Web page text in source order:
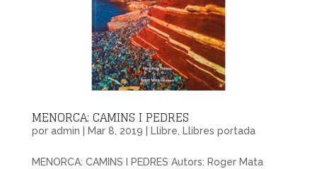
MENORCA: CAMINS I PEDRES
por admin Mar 8, 2019 Llibre Llibres portada
MENORCA: CAMINS I PEDRES Autors: Roger Mata